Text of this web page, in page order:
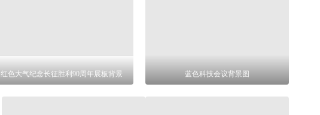
红色大气纪念长征胜利90周年展板背景 蓝色科技会议背景图